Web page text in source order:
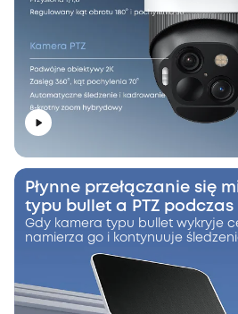
Płynne przełączanie się
typu bullet a PTZ podczas
Gdy kamera typu bullet wykryje
namierza go i kontynuuje